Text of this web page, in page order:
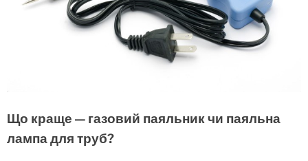
Що краще — газовий паяльник чи паяльна
лампа для труб?